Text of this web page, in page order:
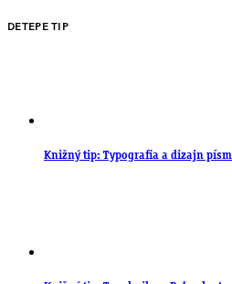
DETEPE TIP
Knižný tip: Typografia a dizajn